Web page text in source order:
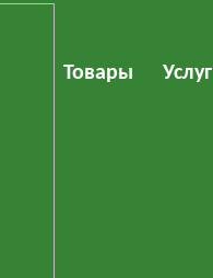
Товары